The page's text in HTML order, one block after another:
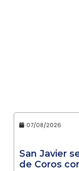
07/08/2026
San Javier
de Coros